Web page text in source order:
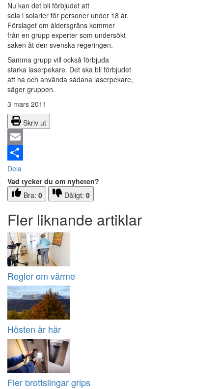
Nu kan det bli förbjudet att
sola i solarier för personer under 18 år.
Förslaget om åldersgräns kommer
från en grupp experter som undersökt
saken åt den svenska regeringen.
Samma grupp vill också förbjuda
starka laserpekare. Det ska bli förbjudet
att ha och använda sådana laserpekare,
säger gruppen.
3 mars 2011
Skriv ut
Email
Dela
Vad tycker du om nyheten?
Bra: 0 Dåligt: 0
Fler liknande artiklar
Regler om värme
Hösten är här
Fler brottslingar grips